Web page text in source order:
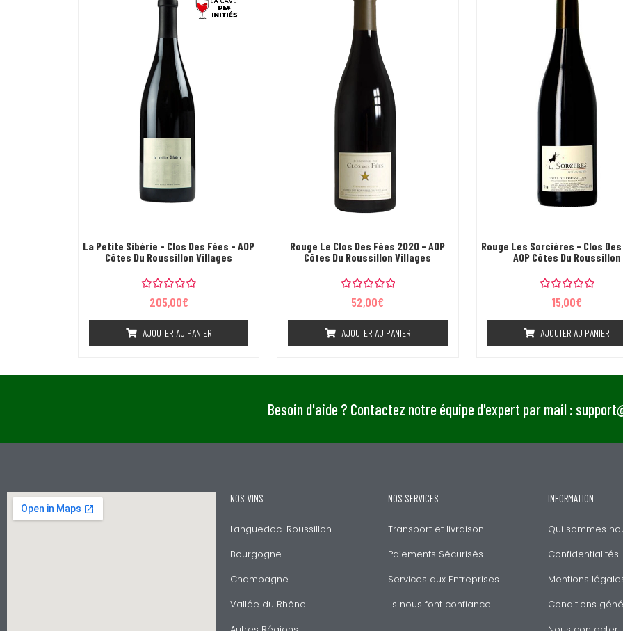
La Petite Sibérie - Clos Des Fées - AOP
Côtes Du Roussillon Villages
0
s
5
205,00€
AJOUTER AU PANIER
Rouge Le Clos Des Fées 2020 - AOP
Côtes Du Roussillon Villages
0
s
5
52,00€
AJOUTER AU PANIER
Rouge Les Sorcières - Clos
AOP Côtes Du Roussillon
0
s
5
15,00€
AJOUTER AU PANIER
Besoin d'aide ? Contactez notre équipe d'expert par mail :
NOS VINS
Languedoc-Roussillon
Bourgogne
Champagne
Vallée du Rhône
NOS SERVICES
Transport et livraison
Paiements Sécurisés
Services aux Entreprises
Ils nous font confiance
INFORMATION
Qui sommes
Confidentialités
Mentions
Conditions